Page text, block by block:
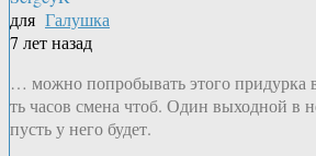
для Галушка
7 лет назад
… можно попробывать этого придурка
ть часов смена чтоб. Один выходной
пусть у него будет.